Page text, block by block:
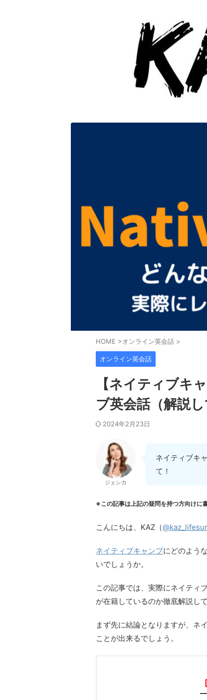
HOME >オンライン英会話 >
オンライン英会話
【ネイティブキ
ブ英会話（解説し
2024年2月23日
ジェシカ
ネイティブキ
て！
※この記事は上記の疑問を持つ方向けに
こんにちは、KAZ（
ネイティブキャンプにどのよう
いでしょうか。
この記事では、実際にネイティ
が在籍しているのか徹底解説し
まず先に結論となりますが、ネ
ことが出来るでしょう。